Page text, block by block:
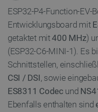
ESP32-P4-Function-EV-
Entwicklungsboard mit
getaktet mit400 MHz)
(ESP32-C6-MINI-1). Es
Schnittstellen,
CSI / DSI, sowie
ES8311 Codec und
Ebenfalls enthalten sind